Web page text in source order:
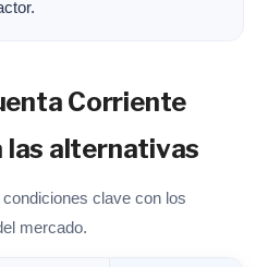
Corriente
las alternativas
clave con los
mercado.